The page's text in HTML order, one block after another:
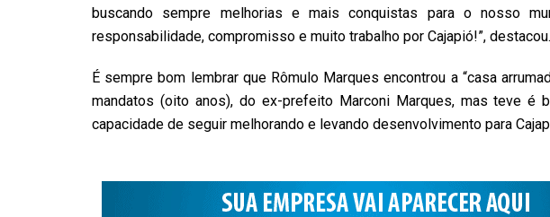
buscando sempre melhorias e mais conquistas para o nosso
responsabilidade, compromisso e muito trabalho por Cajapió!”, destacou.
É sempre bom lembrar que Rômulo Marques encontrou a “casa
mandatos (oito anos), do ex-prefeito Marconi Marques, mas teve é
capacidade de seguir melhorando e levando desenvolvimento para